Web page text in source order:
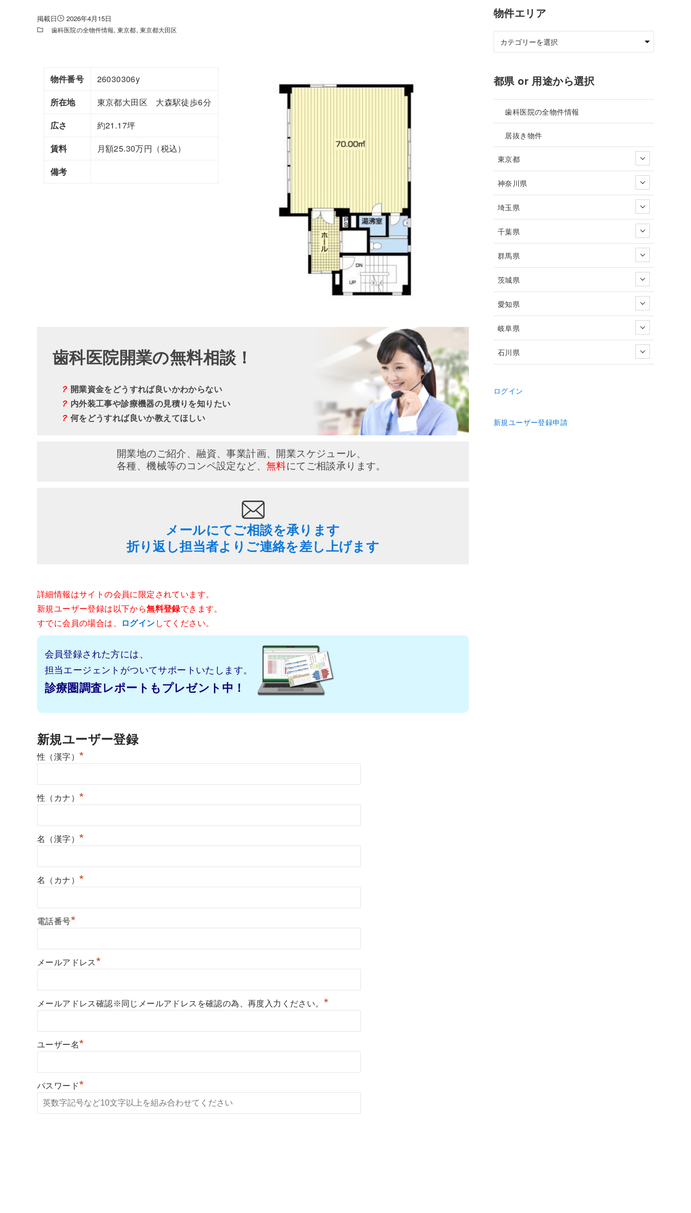
2026年4月15日
歯科医院の全物件情報 東京都 東京都大田区
物件番号
26030306y
所在地
東京都大田区 大森駅徒歩6分
広さ
約21.17坪
賃料
月額25.30万円（税込）
備考
歯科医院開業の無料相談！
？ 開業資金をどうすれば良いかわからない
？ 内外装工事や診療機器の見積りを知りたい
？ 何をどうすれば良いか教えてほしい
開業地のご紹介、融資、事業計画、開業スケジュール、
各種、機械等のコンペ設定など、 無料にてご相談承ります。
メールにてご相談を承ります
折り返し担当者よりご連絡を差し上げます
詳細情報はサイトの会員に限定されています。
新規ユーザー登録は以下から無料登録できます。
すでに会員の場合は、
ログインしてください。
会員登録された方には、
担当エージェントがついてサポートいたします。
診療圏調査レポートもプレゼント中！
新規ユーザー登録
性（漢字） *
性（カナ） *
名（漢字） *
名（カナ） *
電話番号*
メールアドレス*
メールアドレス確認※同じメールアドレスを確認の為、再度入力ください。 *
ユーザー名*
パスワード*
物件エリア
都県 or 用途から選択
歯科医院の全物件情報
居抜き物件
東京都
神奈川県
埼玉県
千葉県
群馬県
茨城県
愛知県
岐阜県
石川県
ログイン
新規ユーザー登録申請